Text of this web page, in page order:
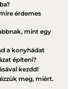
érdemes
mint egy
a konyhádat
építeni?
kezdd!
meg, miért.